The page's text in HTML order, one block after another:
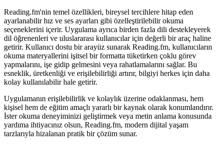
Reading.fm'nin temel özellikleri, bireysel tercihlere hitap eden
ayarlanabilir hız ve ses ayarları gibi özelleştirilebilir okuma
seçeneklerini içerir. Uygulama ayrıca birden fazla dili destekleyerek
dil öğrenenleri ve uluslararası kullanıcılar için değerli bir araç haline
getirir. Kullanıcı dostu bir arayüz sunarak Reading.fm, kullanıcıların
okuma materyallerini işitsel bir formatta tüketirken çoklu görev
yapmalarını, işe gidip gelmesini veya rahatlamalarını sağlar. Bu
esneklik, üretkenliği ve erişilebilirliği artırır, bilgiyi herkes için daha
kolay kullanılabilir hale getirir.
Uygulamanın erişilebilirlik ve kolaylık üzerine odaklanması, hem
kişisel hem de eğitim amaçlı yararlı bir kaynak olarak konumlandırır.
İster okuma deneyiminizi geliştirmek veya metin anlama konusunda
yardıma ihtiyacınız olsun, Reading.fm, modern dijital yaşam
tarzlarıyla hizalanan pratik bir çözüm sunar.